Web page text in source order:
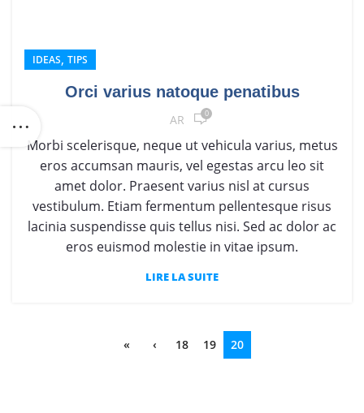
IDEAS, TIPS
Orci varius natoque penatibus
AR 0
Morbi scelerisque, neque ut vehicula varius, metus
eros accumsan mauris, vel egestas arcu leo sit
amet dolor. Praesent varius nisl at cursus
vestibulum. Etiam fermentum pellentesque risus
lacinia suspendisse quis tellus nisi. Sed ac dolor ac
eros euismod molestie in vitae ipsum.
LIRE LA SUITE
« ‹ 18 19 20